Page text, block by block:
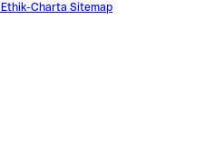
Ethik-Charta Sitemap